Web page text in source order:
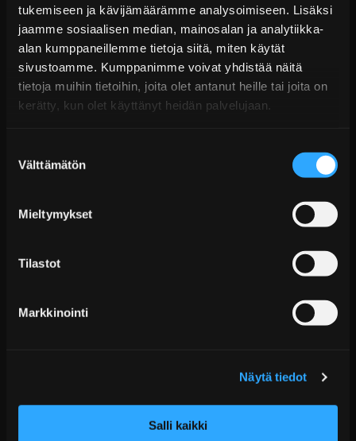
tukemiseen ja kävijämäärämme analysoimiseen. Lisäksi
jaamme sosiaalisen median, mainosalan ja analytiikka-
alan kumppaneillemme tietoja siitä, miten käytät
sivustoamme. Kumppanimme voivat yhdistää näitä
tietoja muihin tietoihin, joita olet antanut heille tai joita on
kerätty, kun olet käyttänyt heidän palvelujaan.
valinta
Välttämätön
Mieltymykset
Tilastot
Markkinointi
Näytä tiedot
Salli kaikki
Alk. €53,99 sis. ALV
Ei varastossa
Lisää Ostoskoriin
Nuke Performance Polttoainemittarin anturi 0–90
ohmia